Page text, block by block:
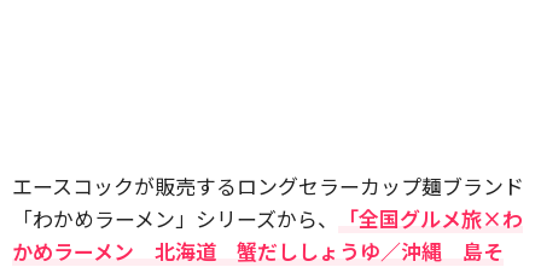
エースコックが販売するロングセラーカップ麺ブランド
「わかめラーメン」シリーズから、
「全国グルメ旅×わ
かめラーメン 北海道 蟹だししょうゆ／沖縄 島そ